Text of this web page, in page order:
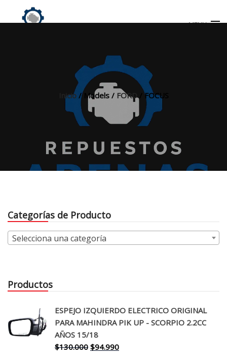
MENU
Inicio/ Models / FORD/ FOCUS
Categorías de Producto
Selecciona una categoría
Productos
ESPEJO IZQUIERDO ELECTRICO ORIGINAL
PARA MAHINDRA PIK UP - SCORPIO 2.2CC
AÑOS 15/18
$130.000 El
$94.990El